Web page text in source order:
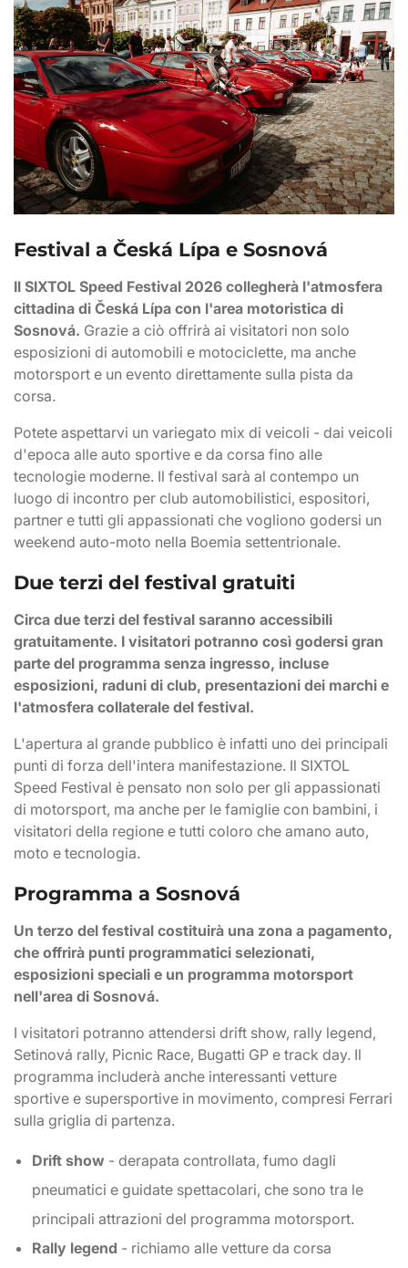
Festival a Česká Lípa e Sosnová
Il SIXTOL Speed Festival 2026 collegherà l'atmosfera
cittadina di Česká Lípa con l'area motoristica di
Sosnová. Grazie a ciò offrirà ai visitatori non solo
esposizioni di automobili e motociclette, ma anche
motorsport e un evento direttamente sulla pista da
corsa.
Potete aspettarvi un variegato mix di veicoli - dai veicoli
d'epoca alle auto sportive e da corsa fino alle
tecnologie moderne. Il festival sarà al contempo un
luogo di incontro per club automobilistici, espositori,
partner e tutti gli appassionati che vogliono godersi un
weekend auto-moto nella Boemia settentrionale.
Due terzi del festival gratuiti
Circa due terzi del festival saranno accessibili
gratuitamente. I visitatori potranno così godersi gran
parte del programma senza ingresso, incluse
esposizioni, raduni di club, presentazioni dei marchi e
l'atmosfera collaterale del festival.
L'apertura al grande pubblico è infatti uno dei principali
punti di forza dell'intera manifestazione. Il SIXTOL
Speed Festival è pensato non solo per gli appassionati
di motorsport, ma anche per le famiglie con bambini, i
visitatori della regione e tutti coloro che amano auto,
moto e tecnologia.
Programma a Sosnová
Un terzo del festival costituirà una zona a pagamento,
che offrirà punti programmatici selezionati,
esposizioni speciali e un programma motorsport
nell'area di Sosnová.
I visitatori potranno attendersi drift show, rally legend,
Setinová rally, Picnic Race, Bugatti GP e track day. Il
programma includerà anche interessanti vetture
sportive e supersportive in movimento, compresi Ferrari
sulla griglia di partenza.
Drift show - derapata controllata, fumo dagli
pneumatici e guidate spettacolari, che sono tra le
principali attrazioni del programma motorsport.
Rally legend - richiamo alle vetture da corsa